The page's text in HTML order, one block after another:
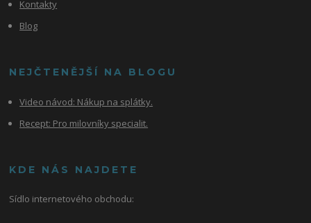
Kontakty
Blog
NEJČTENĚJŠÍ NA BLOGU
Video návod: Nákup na splátky.
Recept: Pro milovníky specialit.
KDE NÁS NAJDETE
Sídlo internetového obchodu: